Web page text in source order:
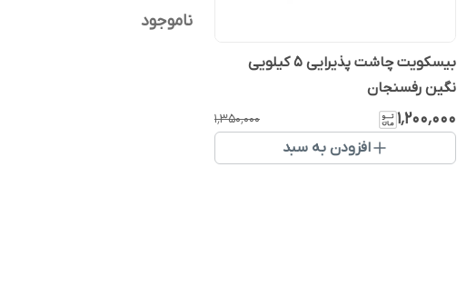
بیسکویت چاشت پذیرایی 5 کیلویی
نگین رفسنجان
۱٬۲۰۰٬۰۰۰ ۱٬۳۵۰٬۰۰۰
افزودن به سبد
ناموجود